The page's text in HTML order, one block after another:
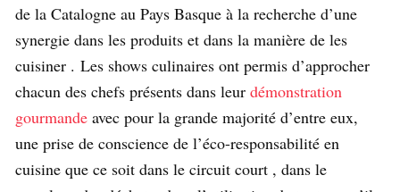
de la Catalogne au Pays Basque à la recherche d’une
synergie dans les produits et dans la manière de les
cuisiner . Les shows culinaires ont permis d’approcher
chacun des chefs présents dans leur démonstration
gourmande avec pour la grande majorité d’entre eux,
une prise de conscience de l’éco-responsabilité en
cuisine que ce soit dans le circuit court , dans le